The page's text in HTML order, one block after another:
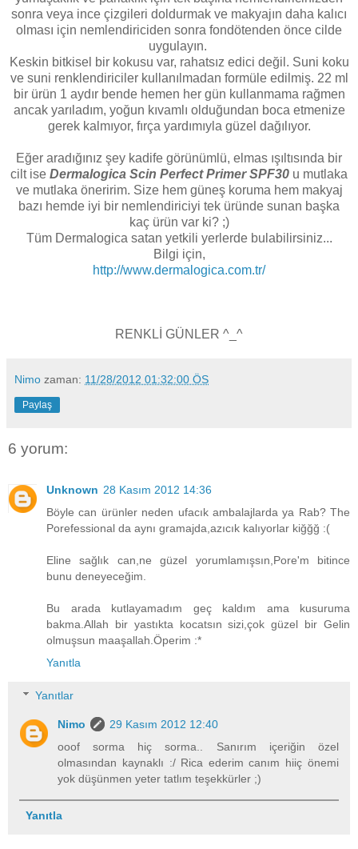
sonra veya ince çizgileri doldurmak ve makyajın daha kalıcı
olması için nemlendiriciden sonra fondötenden önce cilde
uygulayın.
Keskin bitkisel bir kokusu var, rahatsız edici değil. Suni koku
ve suni renklendiriciler kullanılmadan formüle edilmiş. 22 ml
bir ürün 1 aydır bende hemen her gün kullanmama rağmen
ancak yarıladım, yoğun kıvamlı olduğundan boca etmenize
gerek kalmıyor, fırça yardımıyla güzel dağılıyor.
Eğer aradığınız şey kadife görünümlü, elmas ışıltısında bir
cilt ise Dermalogica Scin Perfect Primer SPF30 u mutlaka
ve mutlaka öneririm. Size hem güneş koruma hem makyaj
bazı hemde iyi bir nemlendiriciyi tek üründe sunan başka
kaç ürün var ki? ;)
Tüm Dermalogica satan yetkili yerlerde bulabilirsiniz...
Bilgi için,
http://www.dermalogica.com.tr/
RENKLİ GÜNLER ^_^
Nimo zaman: 11/28/2012 01:32:00 ÖS
Paylaş
6 yorum:
Unknown 28 Kasım 2012 14:36
Böyle can ürünler neden ufacık ambalajlarda ya Rab? The
Porefessional da aynı gramajda,azıcık kalıyorlar kiğğğ :(
Eline sağlık can,ne güzel yorumlamışsın,Pore'm bitince
bunu deneyeceğim.
Bu arada kutlayamadım geç kaldım ama kusuruma
bakma.Allah bir yastıkta kocatsın sizi,çok güzel bir Gelin
olmuşsun maaşallah.Öperim :*
Yanıtla
Yanıtlar
Nimo
29 Kasım 2012 12:40
ooof sorma hiç sorma.. Sanırım içeriğin özel
olmasından kaynaklı :/ Rica ederim canım hiiç önemi
yok düşünmen yeter tatlım teşekkürler ;)
Yanıtla